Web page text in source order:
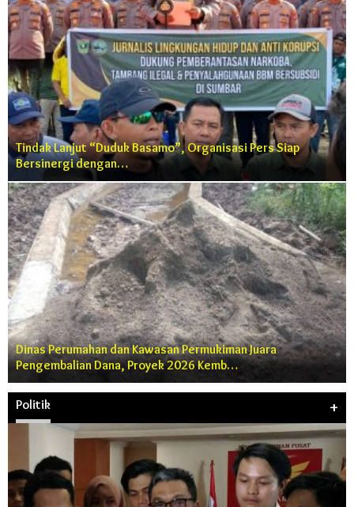
Tindak Lanjut “Duduk Basamo”, Organisasi Pers Siap
Bersinergi dengan…
Dinas Perumahan dan Kawasan Permukiman Juara
Pengembalian Dana, Proyek 2026 Kemb…
Politik +